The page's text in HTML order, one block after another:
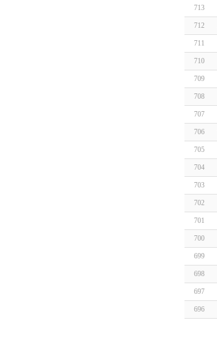
713
712
711
710
709
708
707
706
705
704
703
702
701
700
699
698
697
696